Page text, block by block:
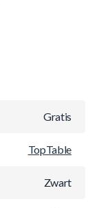
Gratis
TopTable
Zwart